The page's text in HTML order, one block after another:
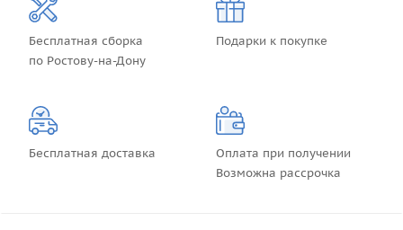
Бесплатная сборка
по Ростову-на-Дону
Подарки к покупке
Бесплатная доставка
Оплата при получении
Возможна рассрочка